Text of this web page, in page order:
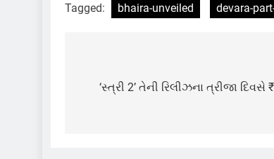
Tagged: bhaira-unveiled devara-
navigation
‘સ્ત્રી 2’ તેની રિલીઝના ત્રીજા